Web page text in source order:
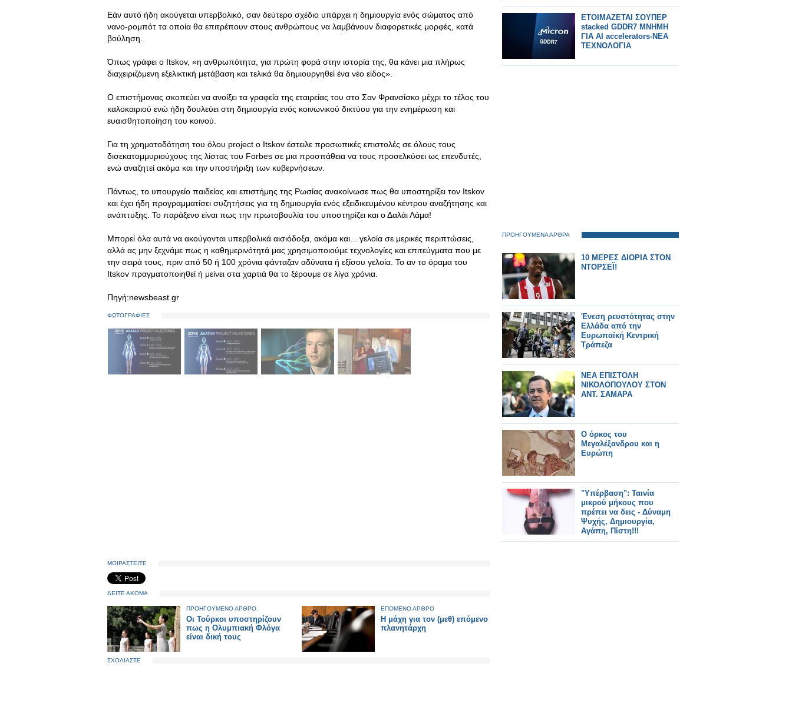
Εάν αυτό ήδη ακούγεται υπερβολικό, σαν δεύτερο σχέδιο υπάρχει η δημιουργία ενός σώματος από
νανο-ρομπότ τα οποία θα επιτρέπουν στους ανθρώπους να λαμβάνουν διαφορετικές μορφές, κατά
βούληση.
Όπως γράφει ο Itskov, «η ανθρωπότητα, για πρώτη φορά στην ιστορία της, θα κάνει μια πλήρως
διαχειριζόμενη εξελικτική μετάβαση και τελικά θα δημιουργηθεί ένα νέο είδος».
Ο επιστήμονας σκοπεύει να ανοίξει τα γραφεία της εταιρείας του στο Σαν Φρανσίσκο μέχρι το τέλος του
καλοκαιριού ενώ ήδη δουλεύει στη δημιουργία ενός κοινωνικού δικτύου για την ενημέρωση και
ευαισθητοποίηση του κοινού.
Για τη χρηματοδότηση του όλου project ο Itskov έστειλε προσωπικές επιστολές σε όλους τους
δισεκατομμυριούχους της λίστας του Forbes σε μια προσπάθεια να τους προσελκύσει ως επενδυτές,
ενώ αναζητεί ακόμα και την υποστήριξη των κυβερνήσεων.
Πάντως, το υπουργείο παιδείας και επιστήμης της Ρωσίας ανακοίνωσε πως θα υποστηρίξει τον Itskov
και έχει ήδη προγραμματίσει συζητήσεις για τη δημιουργία ενός εξειδικευμένου κέντρου αναζήτησης και
ανάπτυξης. Το παράξενο είναι πως την πρωτοβουλία του υποστηρίζει και ο Δαλάι Λάμα!
Μπορεί όλα αυτά να ακούγονται υπερβολικά αισιόδοξα, ακόμα και... γελοία σε μερικές περιπτώσεις,
αλλά ας μην ξεχνάμε πως η καθημερινότητά μας χρησιμοποιούμε τεχνολογίες και επιτεύγματα που με
την σειρά τους, πριν από 50 ή 100 χρόνια φάνταζαν αδύνατα ή εξίσου γελοία. Το αν το όραμα του
Itskov πραγματοποιηθεί ή μείνει στα χαρτιά θα το ξέρουμε σε λίγα χρόνια.
Πηγή:newsbeast.gr
ΦΩΤΟΓΡΑΦΙΕΣ
ΜΟΙΡΑΣΤΕΙΤΕ
ΔΕΙΤΕ ΑΚΟΜΑ
ΠΡΟΗΓΟΥΜΕΝΟ ΑΡΘΡΟ
Οι Τούρκοι υποστηρίζουν
πως η Ολυμπιακή Φλόγα
είναι δική τους
ΕΠΟΜΕΝΟ ΑΡΘΡΟ
Η μάχη για τον (μεθ) επόμενο
πλανητάρχη
ΣΧΟΛΙΑΣΤΕ
ΕΤΟΙΜΑΖΕΤΑΙ ΣΟΥΠΕΡ
stacked GDDR7 ΜΝΗΜΗ
ΓΙΑ AI accelerators-ΝΕΑ
ΤΕΧΝΟΛΟΓΙΑ
ΠΡΟΗΓΟΥΜΕΝΑ ΑΡΘΡΑ
10 ΜΕΡΕΣ ΔΙΟΡΙΑ ΣΤΟΝ
ΝΤΟΡΣΕΪ!
Ένεση ρευστότητας στην
Ελλάδα από την
Ευρωπαϊκή Κεντρική
Τράπεζα
ΝΕΑ ΕΠΙΣΤΟΛΗ
ΝΙΚΟΛΟΠΟΥΛΟΥ ΣΤΟΝ
ΑΝΤ. ΣΑΜΑΡΑ
O όρκος του
Μεγαλέξανδρου και η
Ευρώπη
"Υπέρβαση": Ταινία
μικρού μήκους που
πρέπει να δεις - Δύναμη
Ψυχής, Δημιουργία,
Αγάπη, Πίστη!!!